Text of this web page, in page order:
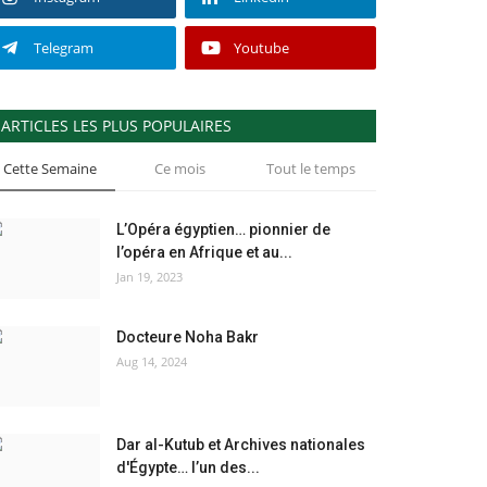
Telegram Youtube
ARTICLES LES PLUS POPULAIRES
Cette Semaine Ce mois Tout le temps
L’Opéra égyptien… pionnier de
l’opéra en Afrique et au...
Jan 19, 2023
Docteure Noha Bakr
Aug 14, 2024
Dar al-Kutub et Archives nationales
d'Égypte… l’un des...